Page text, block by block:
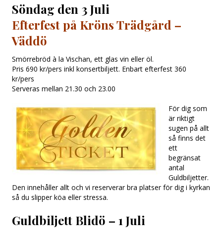
Söndag den 3 Juli
Efterfest på Kröns Trädgård –
Väddö
Smörrebröd à la Vischan, ett glas vin eller öl.
Pris 690 kr/pers inkl konsertbiljett. Enbart efterfest 360
kr/pers
Serveras mellan 21.30 och 23.00
För dig som
är riktigt
sugen på allt
så finns det
ett
begränsat
antal
Guldbiljetter.
Den innehåller allt och vi reserverar bra platser för dig i kyrkan
så du slipper köa eller stressa.
Guldbiljett Blidö – 1 Juli